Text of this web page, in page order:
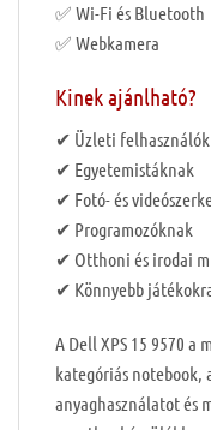
✅ Wi-Fi és Bluetooth
✅ Webkamera
Kinek ajánlható?
✔ Üzleti
✔ Egyetemistáknak
✔ Fotó- és
✔ Programozóknak
✔ Otthoni és irodai
✔ Könnyebb
A Dell XPS 15 9570 a
kategóriás notebook,
anyaghasználatot és